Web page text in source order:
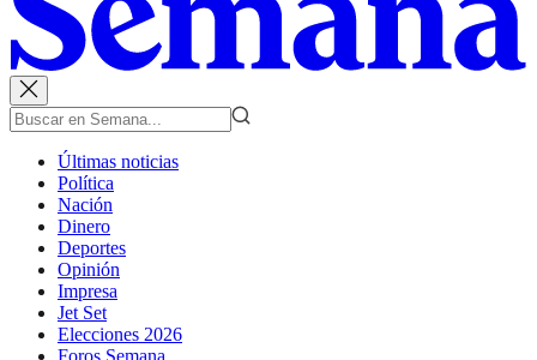
Últimas noticias
Política
Nación
Dinero
Deportes
Opinión
Impresa
Jet Set
Elecciones 2026
Foros Semana